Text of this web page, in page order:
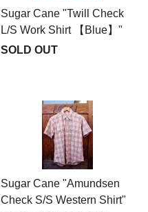
Sugar Cane "Twill Check
L/S Work Shirt 【Blue】"
SOLD OUT
Sugar Cane "Amundsen
Check S/S Western Shirt"